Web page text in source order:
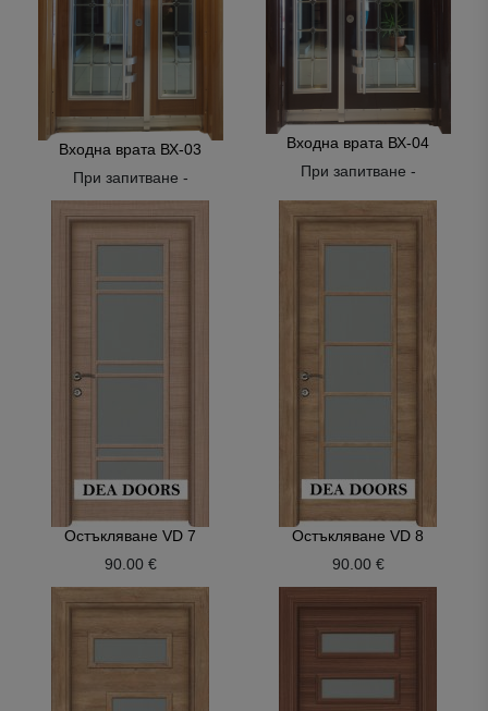
Входна врата ВХ-03
При запитване -
Входна врата ВХ-04
При запитване -
Остъкляване VD 7
90.00 €
Остъкляване VD 8
90.00 €